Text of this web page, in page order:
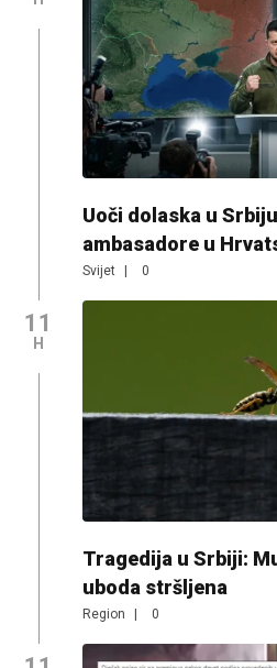
Uoči dolaska u
ambasadore u
Svijet | 0
11
H
Tragedija u Srbiji:
uboda stršljena
Region | 0